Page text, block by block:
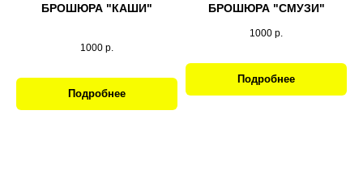
БРОШЮРА "КАШИ"
1000 р.
Подробнее
БРОШЮРА "СМУЗИ"
1000 р.
Подробнее